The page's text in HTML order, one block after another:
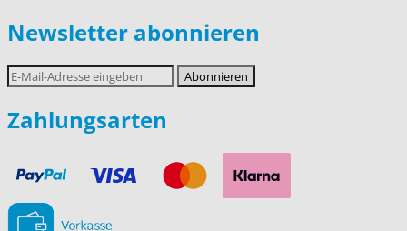
Newsletter abonnieren
E-
Mail-
Adresse
Abonnieren
Zahlungsarten